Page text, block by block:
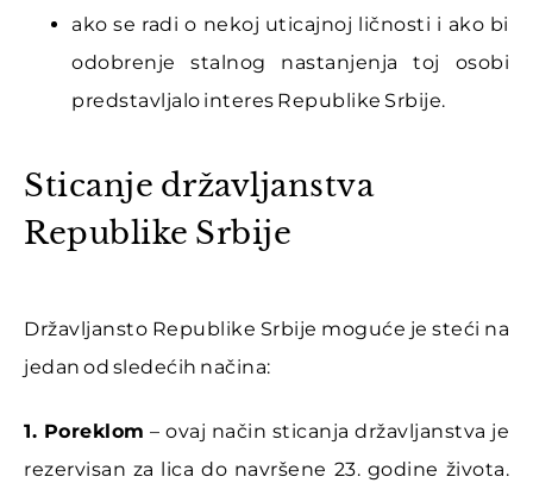
ako se radi o nekoj uticajnoj ličnosti i ako bi
odobrenje stalnog nastanjenja toj osobi
predstavljalo interes Republike Srbije.
Sticanje državljanstva
Republike Srbije
Državljansto Republike Srbije moguće je steći na
jedan od sledećih načina:
1. Poreklom – ovaj način sticanja državljanstva je
rezervisan za lica do navršene 23. godine života.